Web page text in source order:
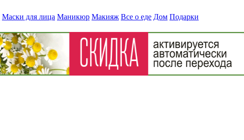
Маски для лица Маникюр Макияж Все о еде Дом Подарки